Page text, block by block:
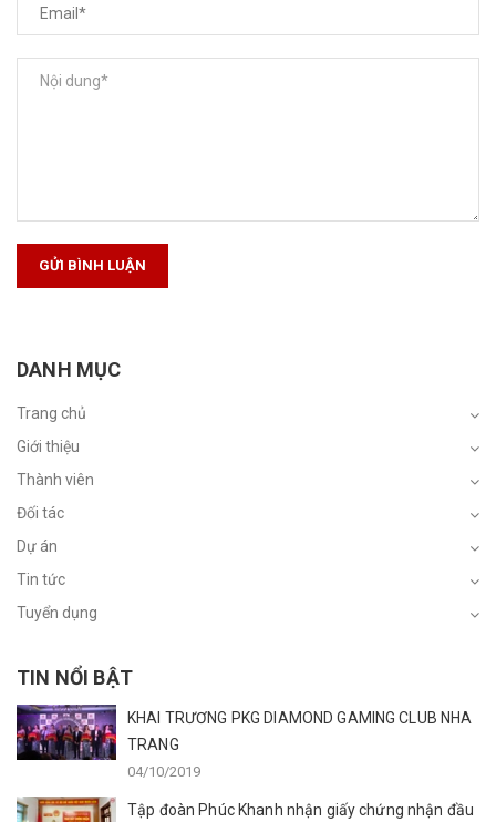
GỬI BÌNH LUẬN
DANH MỤC
Trang chủ
Giới thiệu
Thành viên
Đối tác
Dự án
Tin tức
Tuyển dụng
TIN NỔI BẬT
KHAI TRƯƠNG PKG DIAMOND GAMING CLUB NHA
TRANG
04/10/2019
Tập đoàn Phúc Khanh nhận giấy chứng nhận đầu